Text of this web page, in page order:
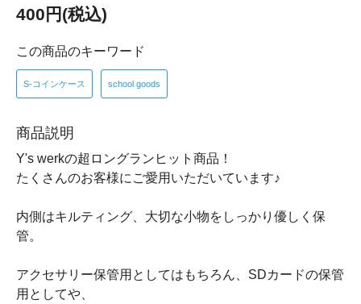
400円(税込)
この商品のキーワード
S-コインケース school goods
商品説明
Y's werkの超ロングランヒット商品！
たくさんのお客様にご愛用いただいています♪
内側はキルティング、大切な小物をしっかり優しく保
管。
アクセサリー保管用としてはもちろん、SDカードの保管
用としてや、